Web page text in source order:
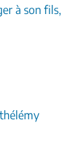
à son fils,